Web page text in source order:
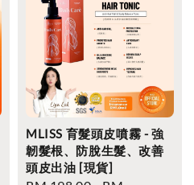
MLISS 育髮頭皮噴霧 - 強
韌髮根、防脫生髮、改善
頭皮出油 [現貨]